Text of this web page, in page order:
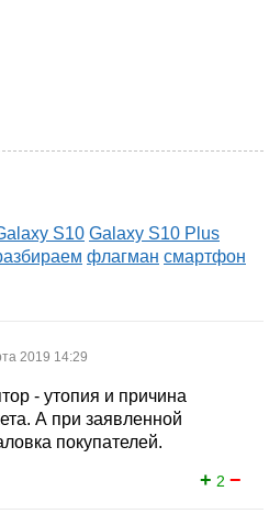
S10 Galaxy S10 Plus
флагман смартфон
2019 14:29
- утопия и причина
А при заявленной
покупателей.
+ 2 −